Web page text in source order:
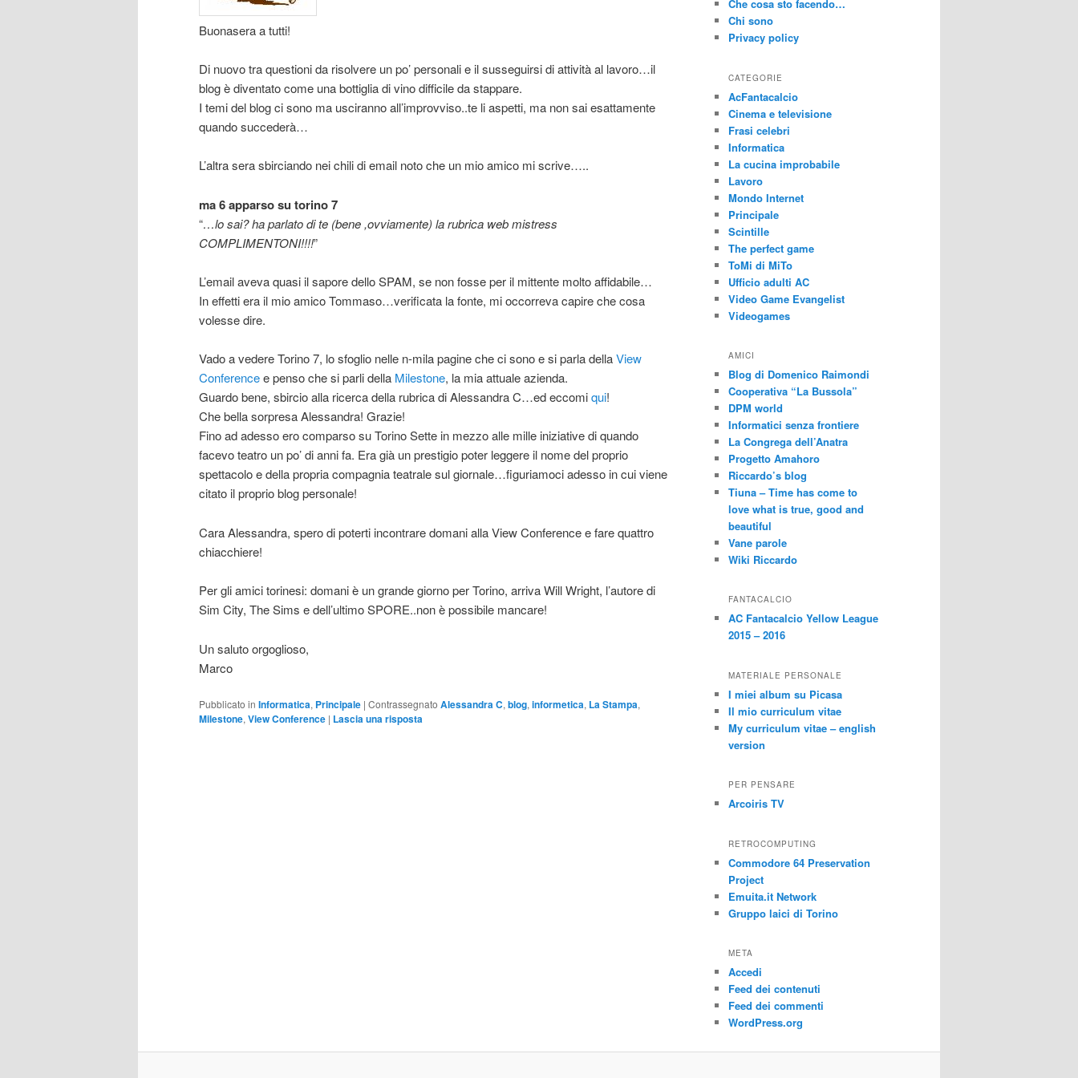
Buonasera a tutti!
Di nuovo tra questioni da risolvere un po’ personali e il susseguirsi di attività al lavoro…il
blog è diventato come una bottiglia di vino difficile da stappare.
I temi del blog ci sono ma usciranno all’improvviso..te li aspetti, ma non sai esattamente
quando succederà…
L’altra sera sbirciando nei chili di email noto che un mio amico mi scrive…..
ma 6 apparso su torino 7
“…lo sai? ha parlato di te (bene ,ovviamente) la rubrica web mistress
COMPLIMENTONI!!!!”
L’email aveva quasi il sapore dello SPAM, se non fosse per il mittente molto affidabile…
In effetti era il mio amico Tommaso…verificata la fonte, mi occorreva capire che cosa
volesse dire.
Vado a vedere Torino 7, lo sfoglio nelle n-mila pagine che ci sono e si parla dellaView
Conferencee penso che si parli della Milestone, la mia attuale azienda.
Guardo bene, sbircio alla ricerca della rubrica di Alessandra C…ed eccomiqui!
Che bella sorpresa Alessandra! Grazie!
Fino ad adesso ero comparso su Torino Sette in mezzo alle mille iniziative di quando
facevo teatro un po’ di anni fa. Era già un prestigio poter leggere il nome del proprio
spettacolo e della propria compagnia teatrale sul giornale…figuriamoci adesso in cui viene
citato il proprio blog personale!
Cara Alessandra, spero di poterti incontrare domani alla View Conference e fare quattro
chiacchiere!
Per gli amici torinesi: domani è un grande giorno per Torino, arriva Will Wright, l’autore di
Sim City, The Sims e dell’ultimo SPORE..non è possibile mancare!
Un saluto orgoglioso,
Marco
Pubblicato in Informatica, Principale | Contrassegnato Alessandra C, blog, informetica, La Stampa,
Milestone, View Conference | Lascia una risposta
Che cosa sto facendo…
Chi sono
Privacy policy
CATEGORIE
AcFantacalcio
Cinema e televisione
Frasi celebri
Informatica
La cucina improbabile
Lavoro
Mondo Internet
Principale
Scintille
The perfect game
ToMi di MiTo
Ufficio adulti AC
Video Game Evangelist
Videogames
AMICI
Blog di Domenico Raimondi
Cooperativa “La Bussola”
DPM world
Informatici senza frontiere
La Congrega dell’Anatra
Progetto Amahoro
Riccardo’s blog
Tiuna – Time has come to
love what is true, good and
beautiful
Vane parole
Wiki Riccardo
FANTACALCIO
AC Fantacalcio Yellow League
2015 – 2016
MATERIALE PERSONALE
I miei album su Picasa
Il mio curriculum vitae
My curriculum vitae – english
version
PER PENSARE
Arcoiris TV
RETROCOMPUTING
Commodore 64 Preservation
Project
Emuita.it Network
Gruppo laici di Torino
META
Accedi
Feed dei contenuti
Feed dei commenti
WordPress.org